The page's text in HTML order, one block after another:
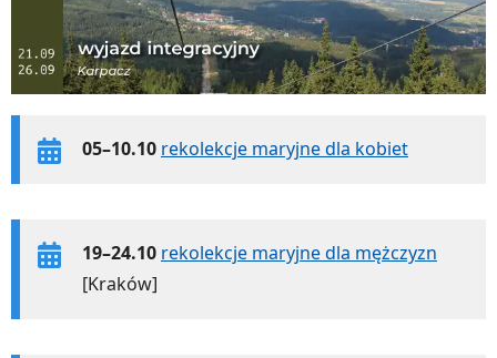
05–10.10 rekolekcje maryjne dla kobiet
19–24.10 rekolekcje maryjne dla mężczyzn
[Kraków]